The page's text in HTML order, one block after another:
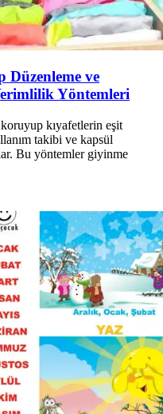
Düzenleme ve
Yöntemleri
kıyafetlerin eşit
takibi ve kapsül
Bu yöntemler giyinme